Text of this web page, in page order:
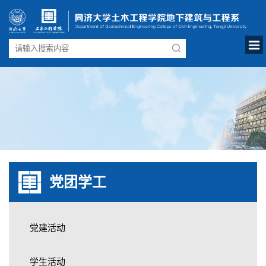
党团学工
党建活动
学生活动